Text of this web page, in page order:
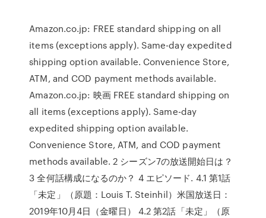
Amazon.co.jp: FREE standard shipping on all
items (exceptions apply). Same-day expedited
shipping option available. Convenience Store,
ATM, and COD payment methods available.
Amazon.co.jp: 映画 FREE standard shipping on
all items (exceptions apply). Same-day
expedited shipping option available.
Convenience Store, ATM, and COD payment
methods available. 2 シーズン7の放送開始日は？
3 全何話構成になるのか？ 4 エピソード. 4.1 第1話
「未定」（原題：Louis T. Steinhil）米国放送日：
2019年10月4日（金曜日） 4.2 第2話「未定」（原